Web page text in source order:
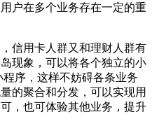
户在多个业务存在一定的重
信用卡人群又和理财人群有
现象，可以将各个独立的小
序，这样不妨碍各条业务
的聚合和分发，可以实现用
，也可体验其他业务，提升